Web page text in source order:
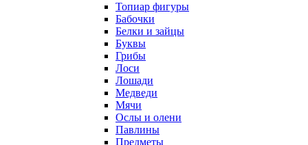
Топиар фигуры
Бабочки
Белки и зайцы
Буквы
Грибы
Лоси
Лошади
Медведи
Мячи
Ослы и олени
Павлины
Предметы